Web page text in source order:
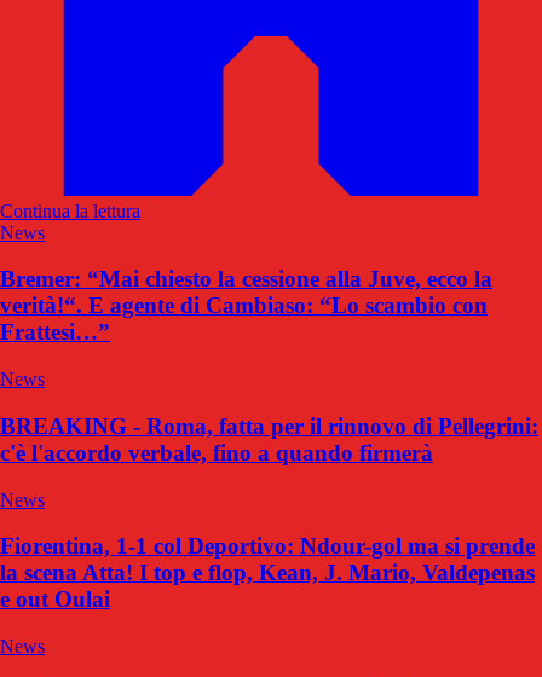
Continua la lettura
News
Bremer: “Mai chiesto la cessione alla Juve, ecco la
verità!“. E agente di Cambiaso: “Lo scambio con
Frattesi…”
News
BREAKING - Roma, fatta per il rinnovo di Pellegrini:
c'è l'accordo verbale, fino a quando firmerà
News
Fiorentina, 1-1 col Deportivo: Ndour-gol ma si prende
la scena Atta! I top e flop, Kean, J. Mario, Valdepenas
e out Oulai
News